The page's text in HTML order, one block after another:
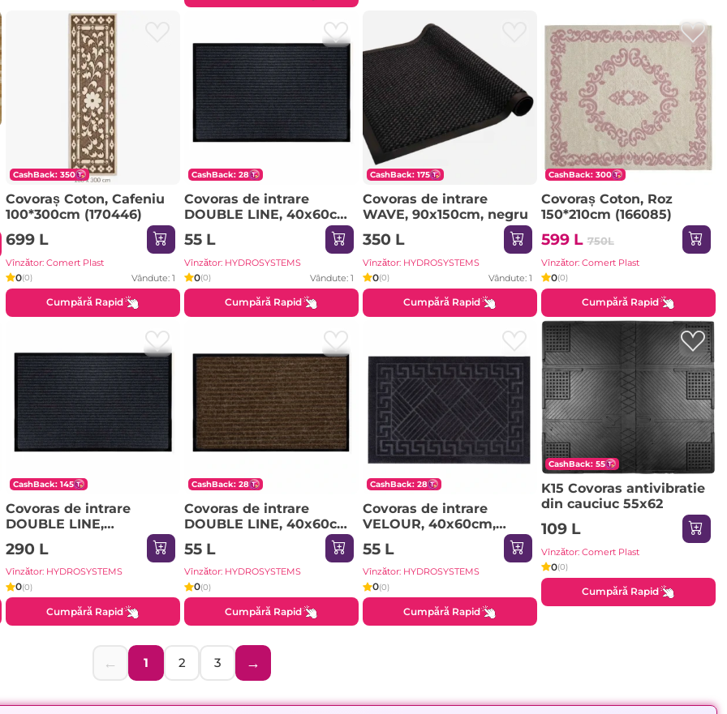
CashBack: 350
Covoraș Coton, Cafeniu
100*300cm (170446)
699 L
Vînzător: Comert Plast
0(0) Vândute: 1
Cumpără Rapid
CashBack: 28
Covoras de intrare
DOUBLE LINE, 40x60cm,
negru/alb
55 L
Vînzător: HYDROSYSTEMS
0(0) Vândute: 1
Cumpără Rapid
CashBack: 175
Covoras de intrare
WAVE, 90x150cm, negru
350 L
Vînzător: HYDROSYSTEMS
0(0) Vândute: 1
Cumpără Rapid
CashBack: 300
Covoraș Coton, Roz
150*210cm (166085)
599 L 750L
Vînzător: Comert Plast
0(0)
Cumpără Rapid
CashBack: 145
Covoras de intrare
DOUBLE LINE,
290 L
Vînzător: HYDROSYSTEMS
0(0)
Cumpără Rapid
CashBack: 28
Covoras de intrare
DOUBLE LINE, 40x60cm,
55 L
Vînzător: HYDROSYSTEMS
0(0)
Cumpără Rapid
CashBack: 28
Covoras de intrare
VELOUR, 40x60cm,
55 L
Vînzător: HYDROSYSTEMS
0(0)
Cumpără Rapid
CashBack: 55
K15 Covoras antivibratie
din cauciuc 55x62
109 L
Vînzător: Comert Plast
0(0)
Cumpără Rapid
← 1 2 3 →